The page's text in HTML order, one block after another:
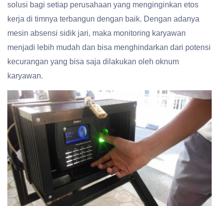
solusi bagi setiap perusahaan yang menginginkan etos
kerja di timnya terbangun dengan baik. Dengan adanya
mesin absensi sidik jari, maka monitoring karyawan
menjadi lebih mudah dan bisa menghindarkan dari potensi
kecurangan yang bisa saja dilakukan oleh oknum
karyawan.